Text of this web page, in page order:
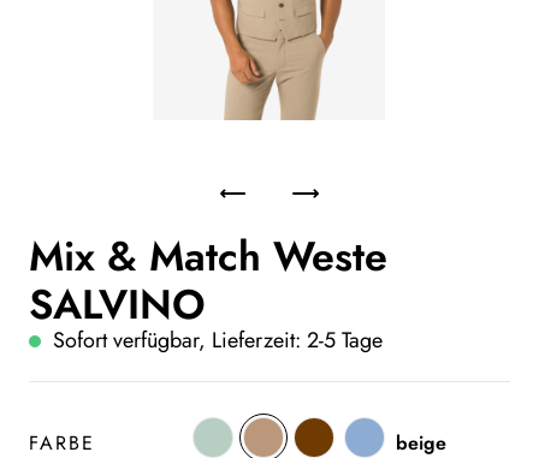
Mix & Match Weste
SALVINO
Sofort verfügbar, Lieferzeit: 2-5 Tage
FARBE beige